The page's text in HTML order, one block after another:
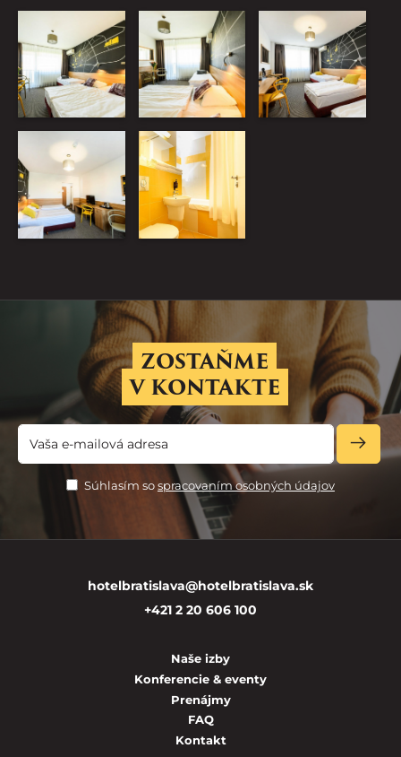
ZOSTAŇME
V KONTAKTE
Súhlasím so spracovaním osobných údajov
hotelbratislava@hotelbratislava.sk
+421 2 20 606 100
Naše izby
Konferencie & eventy
Prenájmy
FAQ
Kontakt